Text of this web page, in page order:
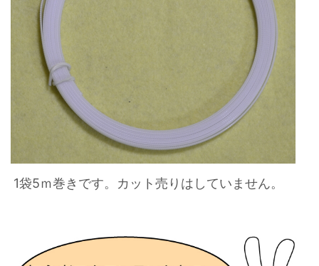
1袋5ｍ巻きです。カット売りはしていません。